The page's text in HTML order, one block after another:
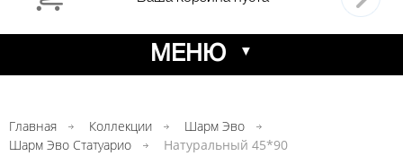
МЕНЮ
Главная Коллекции
Шарм Эво
Шарм Эво Статуарио
Натуральный 45*90